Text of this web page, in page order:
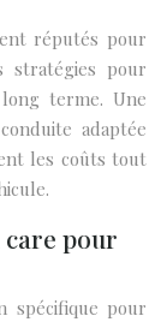
réputés pour
stratégies pour
terme. Une
adaptée
les coûts tout
pour
spécifique pour